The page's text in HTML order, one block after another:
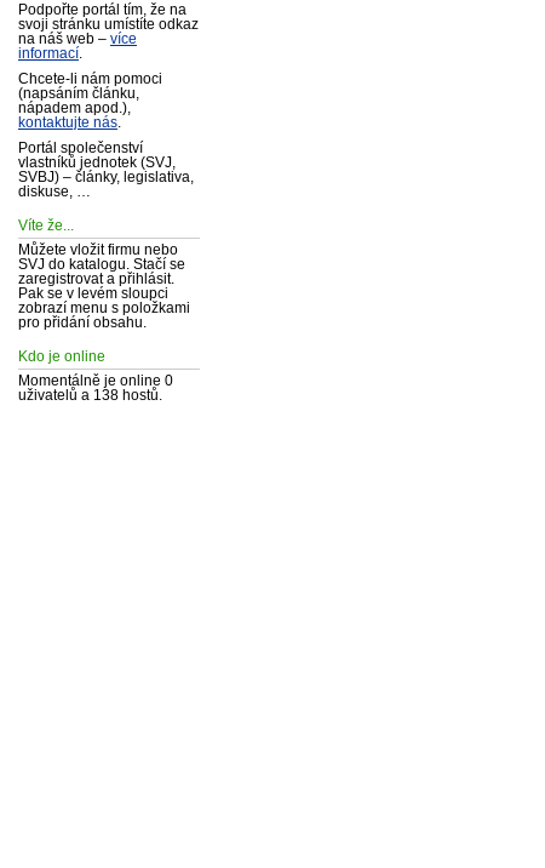
Podpořte portál tím, že na
svoji stránku umístíte odkaz
na náš web – více
informací
Chcete-li nám pomoci
(napsáním článku,
nápadem apod.),
kontaktujte nás
Portál společenství
vlastníků jednotek (SVJ,
SVBJ) – články, legislativa,
diskuse, …
Víte že...
Můžete vložit firmu nebo
SVJ do katalogu. Stačí se
zaregistrovat a přihlásit.
Pak se v levém sloupci
zobrazí menu s položkami
pro přidání obsahu.
Kdo je online
Momentálně je online 0
uživatelů a 138 hostů.